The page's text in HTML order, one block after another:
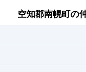
空知郡南幌町の